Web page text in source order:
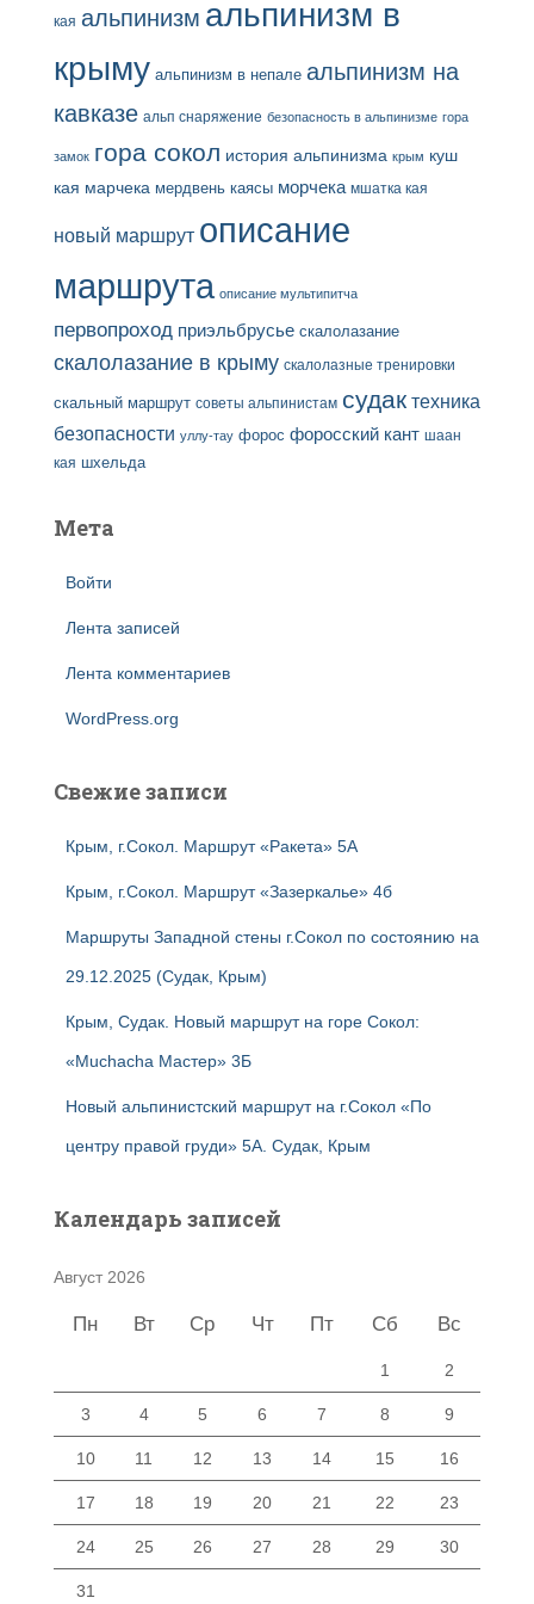
кая альпинизм альпинизм в
крыму альпинизм в непале альпинизм на
кавказе альп снаряжение безопасность в альпинизме гора
замок гора сокол история альпинизма крым куш
кая марчека мердвень каясы морчека мшатка кая
новый маршрут описание
маршрута описание мультипитча
первопроход приэльбрусье скалолазание
скалолазание в крыму скалолазные тренировки
скальный маршрут советы альпинистам судак техника
безопасности уллу-тау форос форосский кант шаан
кая шхельда
Мета
Войти
Лента записей
Лента комментариев
WordPress.org
Свежие записи
Крым, г.Сокол. Маршрут «Ракета» 5А
Крым, г.Сокол. Маршрут «Зазеркалье» 4б
Маршруты Западной стены г.Сокол по состоянию на
29.12.2025 (Судак, Крым)
Крым, Судак. Новый маршрут на горе Сокол:
«Muchacha Мастер» 3Б
Новый альпинистский маршрут на г.Сокол «По
центру правой груди» 5А. Судак, Крым
Календарь записей
Август 2026
Пн Вт Ср Чт Пт Сб Вс
1 2
3 4 5 6 7 8 9
10 11 12 13 14 15 16
17 18 19 20 21 22 23
24 25 26 27 28 29 30
31